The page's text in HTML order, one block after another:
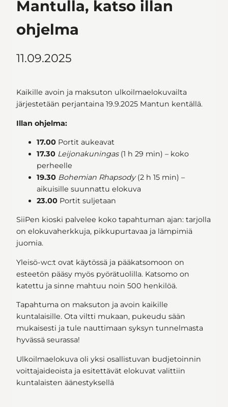
Mantulla, katso illan
ohjelma
11.09.2025
Kaikille avoin ja maksuton ulkoilmaelokuvailta
järjestetään perjantaina 19.9.2025 Mantun kentällä.
Illan ohjelma:
17.00 Portit aukeavat
17.30 Leijonakuningas(1 h 29 min) – koko
perheelle
19.30 Bohemian Rhapsody(2 h 15 min) –
aikuisille suunnattu elokuva
23.00 Portit suljetaan
SiiPen kioski palvelee koko tapahtuman ajan: tarjolla
on elokuvaherkkuja, pikkupurtavaa ja lämpimiä
juomia.
Yleisö-wc:t ovat käytössä ja pääkatsomoon on
esteetön pääsy myös pyörätuolilla. Katsomo on
katettu ja sinne mahtuu noin 500 henkilöä.
Tapahtuma on maksuton ja avoin kaikille
kuntalaisille. Ota viltti mukaan, pukeudu sään
mukaisesti ja tule nauttimaan syksyn tunnelmasta
hyvässä seurassa!
Ulkoilmaelokuva oli yksi osallistuvan budjetoinnin
voittajaideoista ja esitettävät elokuvat valittiin
kuntalaisten äänestyksellä